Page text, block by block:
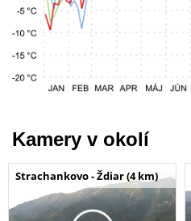
Kamery v okolí
Strachankovo - Ždiar (4 km)